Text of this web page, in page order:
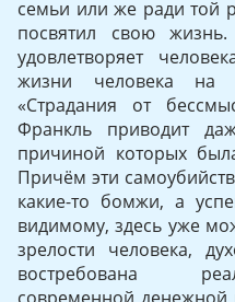
семьи или же ради той
посвятил свою
удовлетворяет
жизни человека на
«Страдания от
Франкль приводит
причиной которых
Причём эти
какие-то бомжи, а
видимому, здесь уже
зрелости человека,
востребована
современной